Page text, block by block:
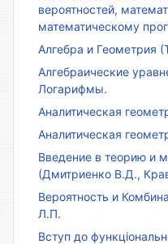
вероятностей,
математическому
Алгебра и Геометрия
Алгебраические
Логарифмы.
Аналитическая
Аналитическая
Введение в теорию и
(Дмитриенко В.Д.,
Вероятность и
Л.П.
Вступ до